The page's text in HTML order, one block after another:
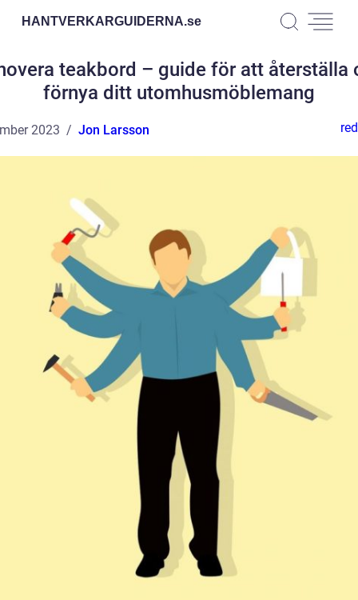
HANTVERKARGUIDERNA.se
teakbord – guide för att återställa
förnya ditt utomhusmöblemang
2023 Jon Larsson